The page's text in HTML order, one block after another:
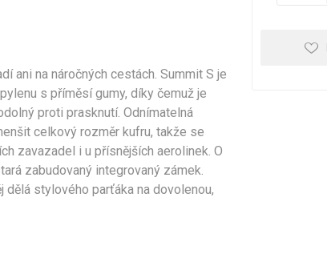
zámky
Kategorie kvality
1. Pro náročné
2. Zlatá střední cesta
3. Lidová cena
ani na náročných cestách. Summit S je
s příměsí gumy, díky čemuž je
proti prasknutí. Odnímatelná
celkový rozměr kufru, takže se
zavazadel i u přísnějších aerolinek. O
zabudovaný integrovaný zámek.
stylového parťáka na dovolenou,